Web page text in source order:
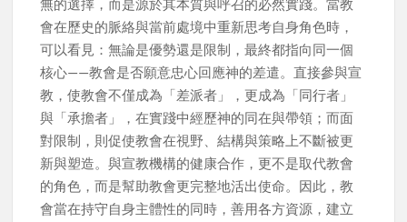
無的選擇，而是源於其本質與呼召的必然實踐。當教
會在歷史的脈絡與當前處境中重新思考自身角色時，
可以看見：無論是優勢還是限制，最終都指向同一個
核心——教會是否願意忠心回應神的差遣。直接參與宣
教，使教會不僅成為「差派者」，更成為「同行者」
與「承擔者」，在實踐中經歷神的同在與帶領；而面
對限制，則促使教會在視野、結構與策略上不斷被更
新與塑造。與宣教機構的健康合作，更不是取代教會
的角色，而是幫助教會更完整地活出使命。因此，教
會當在持守自身主體性的同時，善用各方資源，建立